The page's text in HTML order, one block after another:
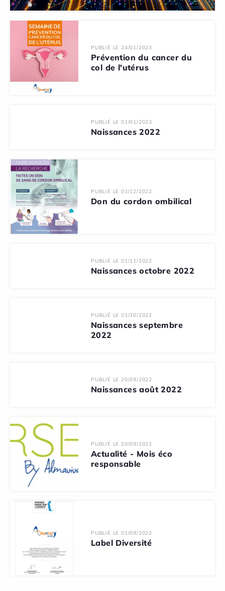
PUBLIÉ LE 24/01/2023
Prévention du cancer du
col de l'utérus
PUBLIÉ LE 01/01/2023
Naissances 2022
PUBLIÉ LE 01/12/2022
Don du cordon ombilical
PUBLIÉ LE 01/11/2022
Naissances octobre 2022
PUBLIÉ LE 01/10/2022
Naissances septembre
2022
PUBLIÉ LE 20/09/2022
Naissances août 2022
PUBLIÉ LE 20/09/2022
Actualité - Mois éco
responsable
PUBLIÉ LE 01/09/2022
Label Diversité